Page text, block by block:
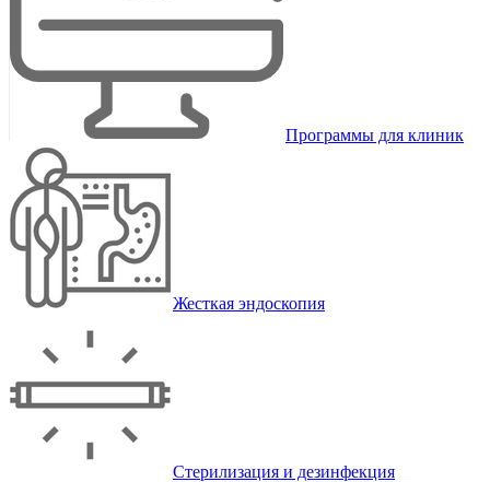
Программы для клиник
Жесткая эндоскопия
Стерилизация и дезинфекция